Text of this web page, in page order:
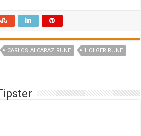
CARLOS ALCARAZ RUNE
HOLGER RUNE